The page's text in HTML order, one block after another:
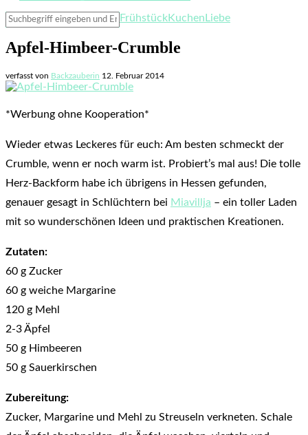
FrühstückKuchen Liebe
Apfel-Himbeer-Crumble
verfasst von Backzauberin 12. Februar 2014
*Werbung ohne Kooperation*
Wieder etwas Leckeres für euch: Am besten schmeckt der
Crumble, wenn er noch warm ist. Probiert’s mal aus! Die tolle
Herz-Backform habe ich übrigens in Hessen gefunden,
genauer gesagt in Schlüchtern bei Miavillja – ein toller Laden
mit so wunderschönen Ideen und praktischen Kreationen.
Zutaten:
60 g Zucker
60 g weiche Margarine
120 g Mehl
2-3 Äpfel
50 g Himbeeren
50 g Sauerkirschen
Zubereitung:
Zucker, Margarine und Mehl zu Streuseln verkneten. Schale